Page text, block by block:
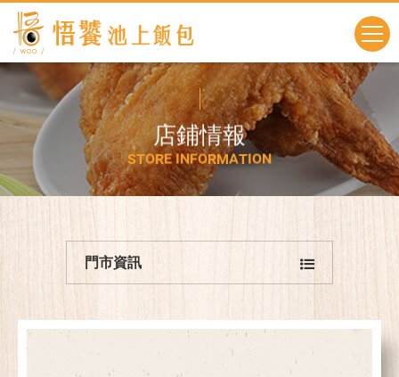
店鋪情報
STORE INFORMATION
門市資訊